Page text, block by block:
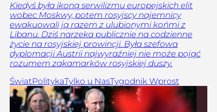
Kiedyś była ikoną serwilizmu europejskich elit
wobec Moskwy, potem rosyjscy najemnicy
ewakuowali ją razem z ulubionymi końmi z
Libanu. Dziś narzeka publicznie na codzienne
życie na rosyjskiej prowincji. Była szefowa
dyplomacji Austrii najwyraźniej nie może pojąć
rozumem zakamarków rosyjskiej duszy.
ŚwiatPolitykaTylko u NasTygodnik Wprost